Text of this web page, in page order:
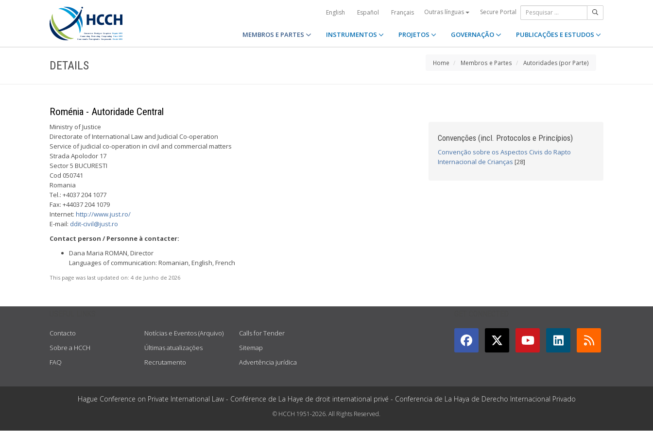
English Español Français Outras línguas Secure Portal
MEMBROS E PARTES INSTRUMENTOS PROJETOS GOVERNAÇÃO PUBLICAÇÕES E ESTUDOS
DETAILS Home Membros e Partes Autoridades (por Parte)
Roménia - Autoridade Central
Ministry of Justice
Directorate of International Law and Judicial Co-operation
Service of judicial co-operation in civil and commercial matters
Strada Apolodor 17
Sector 5 BUCURESTI
Cod 050741
Romania
Tel.: +4037 204 1077
Fax: +44037 204 1079
Internet: http://www.just.ro/
E-mail: ddit-civil@just.ro
Contact person / Personne à contacter:
Dana Maria ROMAN, Director
Languages of communication: Romanian, English, French
This page was last updated on: 4 de Junho de 2026
Convenções (incl. Protocolos e Princípios)
Convenção sobre os Aspectos Civis do Rapto
Internacional de Crianças [28]
Contacto
Sobre a HCCH
FAQ
Notícias e Eventos (Arquivo)
Últimas atualizações
Recrutamento
Calls for Tender
Sitemap
Advertência jurídica
Hague Conference on Private International Law - Conférence de La Haye de droit international privé - Conferencia de La Haya de Derecho Internacional Privado
© HCCH 1951-2026. All Rights Reserved.